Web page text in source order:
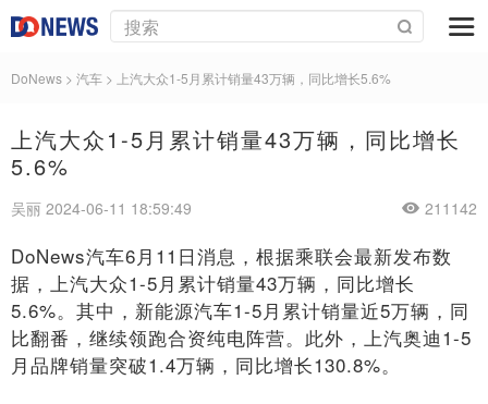
DoNews > 汽车 > 上汽大众1-5月累计销量43万辆，同比增长5.6%
上汽大众1-5月累计销量43万辆，同比增长
5.6%
吴丽 2024-06-11 18:59:49 211142
DoNews汽车6月11日消息，根据乘联会最新发布数
据，上汽大众1-5月累计销量43万辆，同比增长
5.6%。其中，新能源汽车1-5月累计销量近5万辆，同
比翻番，继续领跑合资纯电阵营。 此外，上汽奥迪1-5
月品牌销量突破1.4万辆，同比增长130.8%。